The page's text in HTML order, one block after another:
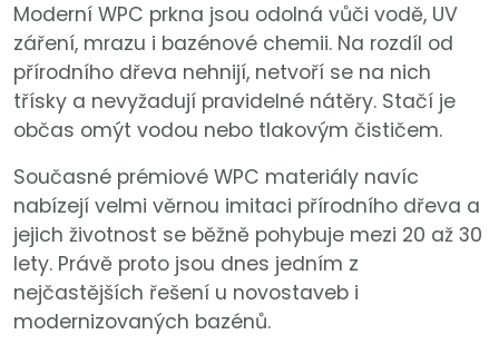
Moderní WPC prkna jsou odolná vůči vodě, UV
záření, mrazu i bazénové chemii. Na rozdíl od
přírodního dřeva nehnijí, netvoří se na nich
třísky a nevyžadují pravidelné nátěry. Stačí je
občas omýt vodou nebo tlakovým čističem.
Současné prémiové WPC materiály navíc
nabízejí velmi věrnou imitaci přírodního dřeva a
jejich životnost se běžně pohybuje mezi 20 až 30
lety. Právě proto jsou dnes jedním z
nejčastějších řešení u novostaveb i
modernizovaných bazénů.